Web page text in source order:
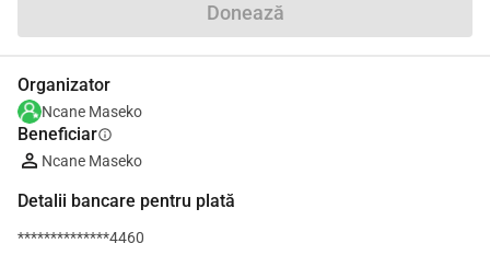
Donează
Organizator
Ncane Maseko
Beneficiarinfo
Ncane Maseko
Detalii bancare pentru plată
**************4460